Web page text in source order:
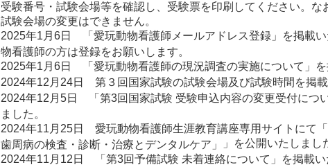
受験番号・試験会場等を確認し、受験票を印刷してください。な
試験会場の変更はできません。
2025年1月6日 「 愛玩動物看護師メールアドレス登録 」を掲載
物看護師の方は登録をお願いします。
2025年1月6日 「 愛玩動物看護師の現況調査の実施について 」
2024年12月24日 第３回国家試験の試験会場及び試験時間を掲載
2024年12月5日 「 第3回国家試験 受験申込内容の変更受付につ
ました。
2024年11月25日 愛玩動物看護師生涯教育講座専用サイトにて 「
歯周病の検査・診断・治療とデンタルケア」
」を公開いたしまし
2024年11月12日 「 第3回予備試験 未着連絡について 」を掲載